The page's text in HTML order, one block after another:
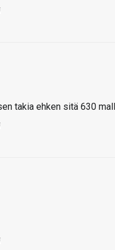
takia ehken sitä 630